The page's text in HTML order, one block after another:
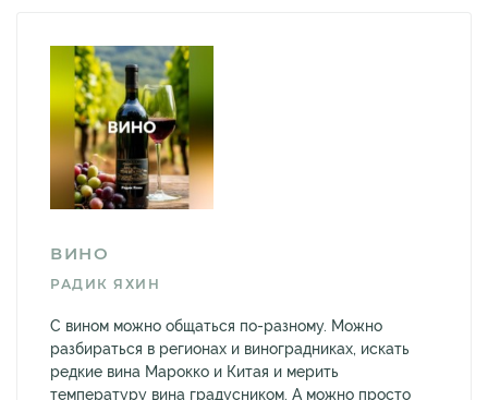
ВИНО
РАДИК ЯХИН
С вином можно общаться по-разному. Можно
разбираться в регионах и виноградниках, искать
редкие вина Марокко и Китая и мерить
температуру вина градусником. А можно просто